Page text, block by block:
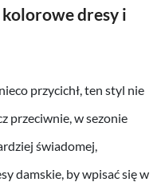
dresy i
nieco przycichł, ten styl nie
przeciwnie, w sezonie
świadomej,
damskie, by wpisać się w